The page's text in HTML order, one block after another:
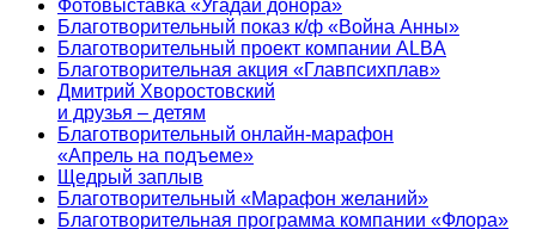
Фотовыставка «Угадай донора»
Благотворительный показ к/ф «Война Анны»
Благотворительный проект компании ALBA
Благотворительная акция «Главпсихплав»
Дмитрий Хворостовский
и друзья – детям
Благотворительный онлайн‑марафон
«Апрель на подъеме»
Щедрый заплыв
Благотворительный «Марафон желаний»
Благотворительная программа компании «Флора»